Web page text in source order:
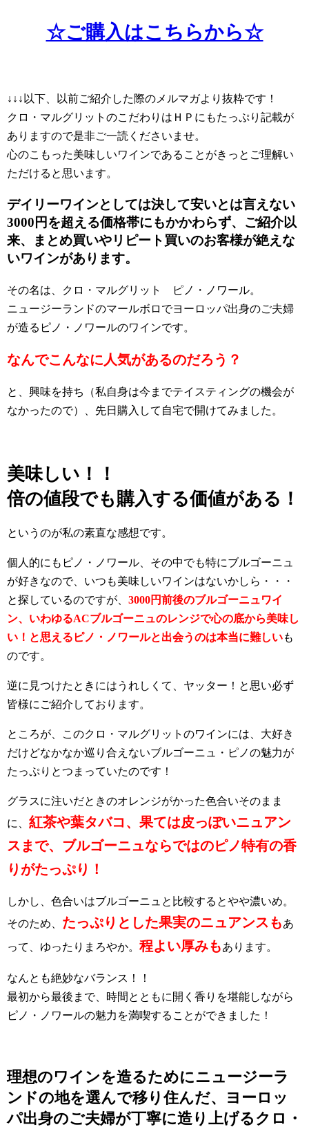
☆ご購入はこちらから☆
↓↓↓以下、以前ご紹介した際のメルマガより抜粋です！
クロ・マルグリットのこだわりはＨＰにもたっぷり記載が
ありますので是非ご一読くださいませ。
心のこもった美味しいワインであることがきっとご理解い
ただけると思います。
デイリーワインとしては決して安いとは言えない
3000円を超える価格帯にもかかわらず、ご紹介以
来、まとめ買いやリピート買いのお客様が絶えな
いワインがあります。
その名は、クロ・マルグリット ピノ・ノワール。
ニュージーランドのマールボロでヨーロッパ出身のご夫婦
が造るピノ・ノワールのワインです。
なんでこんなに人気があるのだろう？
と、興味を持ち（私自身は今までテイスティングの機会が
なかったので）、先日購入して自宅で開けてみました。
美味しい！！
倍の値段でも購入する価値がある！
というのが私の素直な感想です。
個人的にもピノ・ノワール、その中でも特にブルゴーニュ
が好きなので、いつも美味しいワインはないかしら・・・
と探しているのですが、 3000円前後のブルゴーニュワイ
ン、いわゆるACブルゴーニュのレンジで心の底から美味し
い！と思えるピノ・ノワールと出会うのは本当に難しいも
のです。
逆に見つけたときにはうれしくて、ヤッター！と思い必ず
皆様にご紹介しております。
ところが、このクロ・マルグリットのワインには、大好き
だけどなかなか巡り合えないブルゴーニュ・ピノの魅力が
たっぷりとつまっていたのです！
グラスに注いだときのオレンジがかった色合いそのまま
に、 紅茶や葉タバコ、果ては皮っぽいニュアン
スまで、ブルゴーニュならではのピノ特有の香
りがたっぷり！
しかし、色合いはブルゴーニュと比較するとやや濃いめ。
そのため、 たっぷりとした果実のニュアンスもあ
って、ゆったりまろやか。 程よい厚みもあります。
なんとも絶妙なバランス！！
最初から最後まで、時間とともに開く香りを堪能しながら
ピノ・ノワールの魅力を満喫することができました！
理想のワインを造るためにニュージーラ
ンドの地を選んで移り住んだ、ヨーロッ
パ出身のご夫婦が丁寧に造り上げるクロ・